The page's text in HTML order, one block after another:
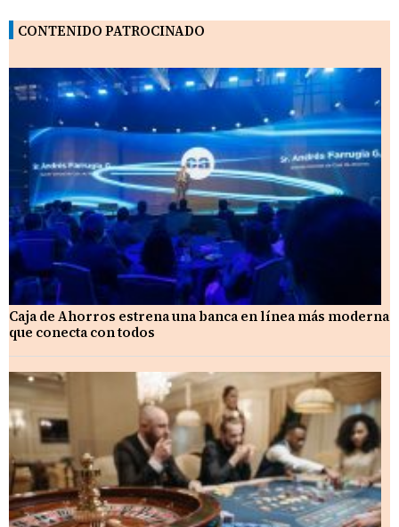
CONTENIDO PATROCINADO
Caja de Ahorros estrena una banca en línea más moderna
que conecta con todos